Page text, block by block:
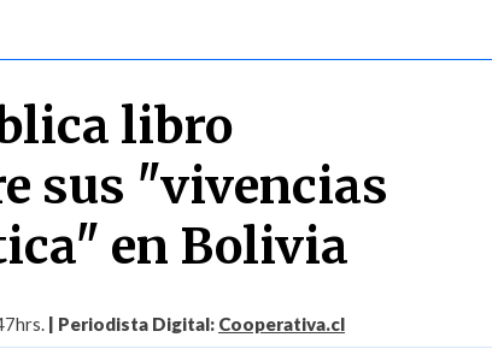
libro
sus "vivencias
en Bolivia
| Periodista Digital: Cooperativa.cl